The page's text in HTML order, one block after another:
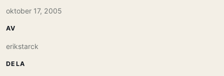
oktober 17, 2005
AV
erikstarck
DELA